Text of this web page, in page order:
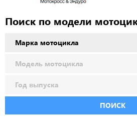
Поиск по модели
ПОИСК